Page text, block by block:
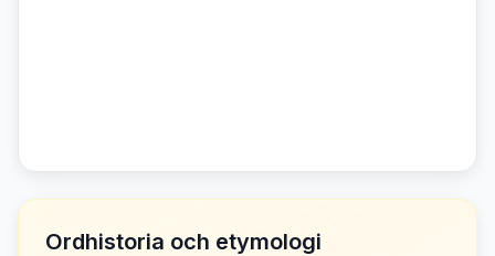
Ordhistoria och etymologi